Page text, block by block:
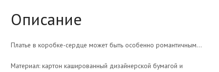
Описание
Платье в коробке-сердце может быть особенно романтичным…
Материал: картон кашированный дизайнерской бумагой и